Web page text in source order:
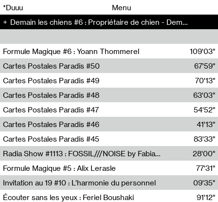
*Duuu
Menu
Demain les chiens #6 : Propriétaire de chien - Demain les chiens (6)
Formule Magique #6 : Yoann Thommerel
Nathalie Lacroix,Yoann Thommerel
109'03"
Cartes Postales Paradis #50
Zoé Leroux
67'59"
Cartes Postales Paradis #49
Aurore Portales
70'13"
Cartes Postales Paradis #48
Mathias Dupaquier
63'03"
Cartes Postales Paradis #47
Raymond Engramer
54'52"
Cartes Postales Paradis #46
Sarah Banville
41'13"
Cartes Postales Paradis #45
Mateo Cuin
83'33"
Radia Show #1113 : FOSSIL///NOISE by Fabiana Gibim / Wave Farm
Wave Farm
28'00"
Formule Magique #5 : Alix Lerasle
Nathalie Lacroix
77'31"
Invitation au 19 #10 : L’harmonie du personnel
19, CRAC
09'35"
Écouter sans les yeux : Feriel Boushaki
91'12"
00 00
00 00